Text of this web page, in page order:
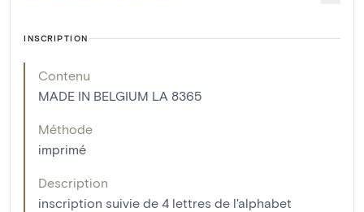
INSCRIPTION
Contenu
MADE IN BELGIUM LA 8365
Méthode
imprimé
Description
inscription suivie de 4 lettres de l'alphabet